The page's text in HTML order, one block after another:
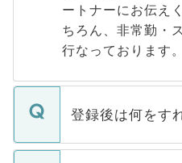
ートナーにお伝え
ちろん、非常勤・
行なっております。
登録後は何をす
ご登録いただきま